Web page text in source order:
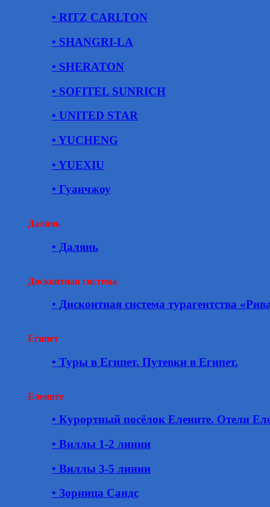
• RITZ CARLTON
• SHANGRI-LA
• SHERATON
• SOFITEL SUNRICH
• UNITED STAR
• YUCHENG
• YUEXIU
• Гуанчжоу
Далянь
• Далянь
Дисконтная система
• Дисконтная система турагентства
Египет
• Туры в Египет. Путевки в Египет.
Елените
• Курортный посёлок Елените. Отели
• Виллы 1-2 линии
• Виллы 3-5 линии
• Зорница Сандс